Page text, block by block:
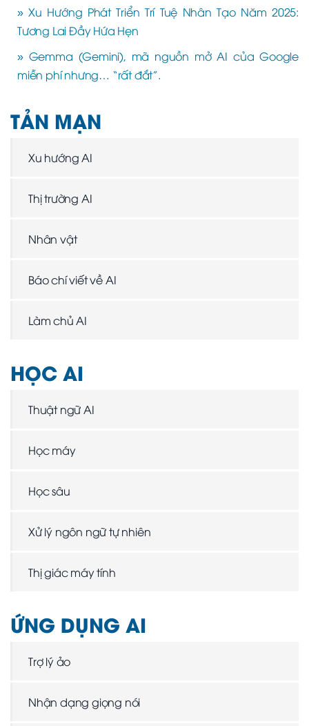
» Xu Hướng Phát Triển Trí Tuệ Nhân Tạo Năm 2025:
Tương Lai Đầy Hứa Hẹn
» Gemma (Gemini), mã nguồn mở AI của Google
miễn phí nhưng… “rất đắt”.
TẢN MẠN
Xu hướng AI
Thị trường AI
Nhân vật
Báo chí viết về AI
Làm chủ AI
HỌC AI
Thuật ngữ AI
Học máy
Học sâu
Xử lý ngôn ngữ tự nhiên
Thị giác máy tính
ỨNG DỤNG AI
Trợ lý ảo
Nhận dạng giọng nói